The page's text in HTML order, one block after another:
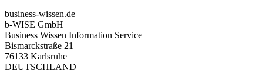
business-wissen.de
b-WISE GmbH
Business Wissen Information Service
Bismarckstraße 21
76133 Karlsruhe
DEUTSCHLAND